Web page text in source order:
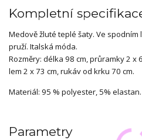
Kompletní
Medově žluté teplé šaty. Ve
pruží. Italská móda.
Rozměry: délka 98 cm, průramky 2 x
lem 2 x 73 cm, rukáv od krku 70 cm.
Materiál: 95 % polyester, 5% elastan.
Parametry